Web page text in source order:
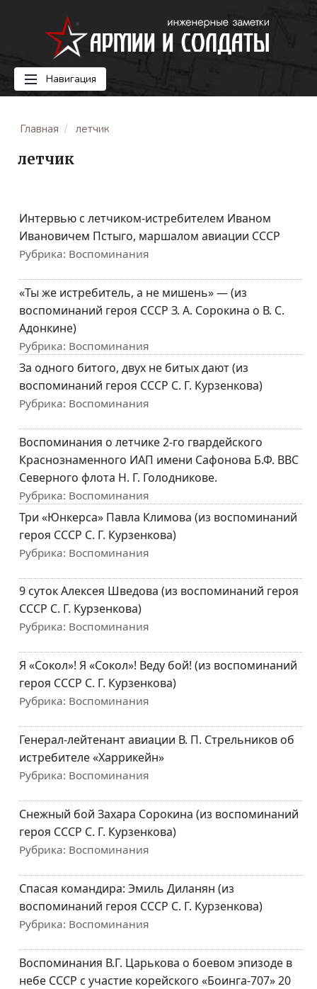
Навигация
Главная летчик
летчик
Интервью с летчиком-истребителем Иваном
Ивановичем Пстыго, маршалом авиации СССР
Рубрика: Воспоминания
«Ты же истребитель, а не мишень» — (из
воспоминаний героя СССР З. А. Сорокина о В. С.
Адонкине)
Рубрика: Воспоминания
За одного битого, двух не битых дают (из
воспоминаний героя СССР С. Г. Курзенкова)
Рубрика: Воспоминания
Воспоминания о летчике 2-го гвардейского
Краснознаменного ИАП имени Сафонова Б.Ф. ВВС
Северного флота Н. Г. Голодникове.
Рубрика: Воспоминания
Три «Юнкерса» Павла Климова (из воспоминаний
героя СССР С. Г. Курзенкова)
Рубрика: Воспоминания
9 суток Алексея Шведова (из воспоминаний героя
СССР С. Г. Курзенкова)
Рубрика: Воспоминания
Я «Сокол»! Я «Сокол»! Веду бой! (из воспоминаний
героя СССР С. Г. Курзенкова)
Рубрика: Воспоминания
Генерал-лейтенант авиации В. П. Стрельников об
истребителе «Харрикейн»
Рубрика: Воспоминания
Снежный бой Захара Сорокина (из воспоминаний
героя СССР С. Г. Курзенкова)
Рубрика: Воспоминания
Спасая командира: Эмиль Диланян (из
воспоминаний героя СССР С. Г. Курзенкова)
Рубрика: Воспоминания
Воспоминания В.Г. Царькова о боевом эпизоде в
небе СССР с участие корейского «Боинга-707» 20